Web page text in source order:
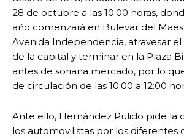
28 de octubre a las 10:00 horas,
año comenzará en Bulevar del
Avenida Independencia, atravesar
de la capital y terminar en la Plaza
antes de soriana mercado, por lo
de circulación de las 10:00 a 12:00
Ante ello, Hernández Pulido pide la
los automovilistas por los diferentes